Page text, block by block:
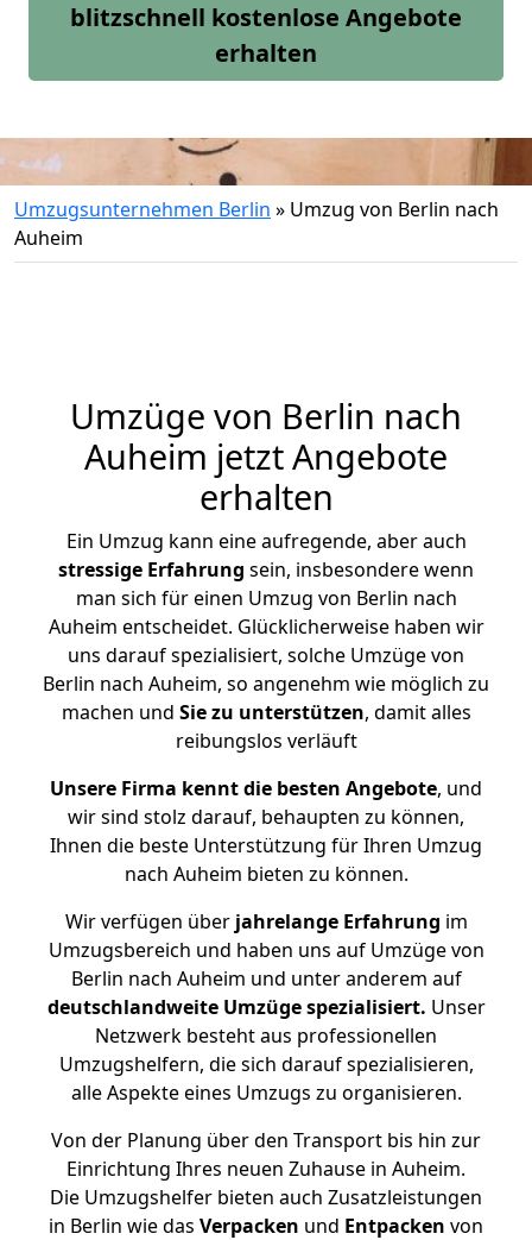
blitzschnell kostenlose Angebote
erhalten
Umzugsunternehmen Berlin » Umzug von Berlin nach
Auheim
Umzüge von Berlin nach
Auheim jetzt Angebote
erhalten
Ein Umzug kann eine aufregende, aber auch
stressige Erfahrung sein, insbesondere wenn
man sich für einen Umzug von Berlin nach
Auheim entscheidet. Glücklicherweise haben wir
uns darauf spezialisiert, solche Umzüge von
Berlin nach Auheim, so angenehm wie möglich zu
machen und Sie zu unterstützen, damit alles
reibungslos verläuft
Unsere Firma kennt die besten Angebote, und
wir sind stolz darauf, behaupten zu können,
Ihnen die beste Unterstützung für Ihren Umzug
nach Auheim bieten zu können.
Wir verfügen überjahrelange Erfahrung im
Umzugsbereich und haben uns auf Umzüge von
Berlin nach Auheim und unter anderem auf
deutschlandweite Umzüge spezialisiert. Unser
Netzwerk besteht aus professionellen
Umzugshelfern, die sich darauf spezialisieren,
alle Aspekte eines Umzugs zu organisieren.
Von der Planung über den Transport bis hin zur
Einrichtung Ihres neuen Zuhause in Auheim.
Die Umzugshelfer bieten auch Zusatzleistungen
in Berlin wie das Verpacken und Entpacken von